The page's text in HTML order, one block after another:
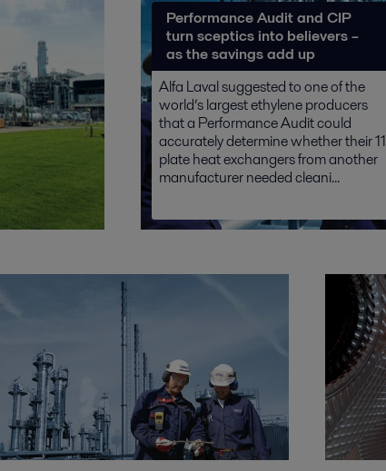
Performance Audit and CIP
turn sceptics into believers –
as the savings add up
Alfa Laval suggested to one of the
world’s largest ethylene producers
that a Performance Audit could
accurately determine whether their 11
plate heat exchangers from another
manufacturer needed cleani...